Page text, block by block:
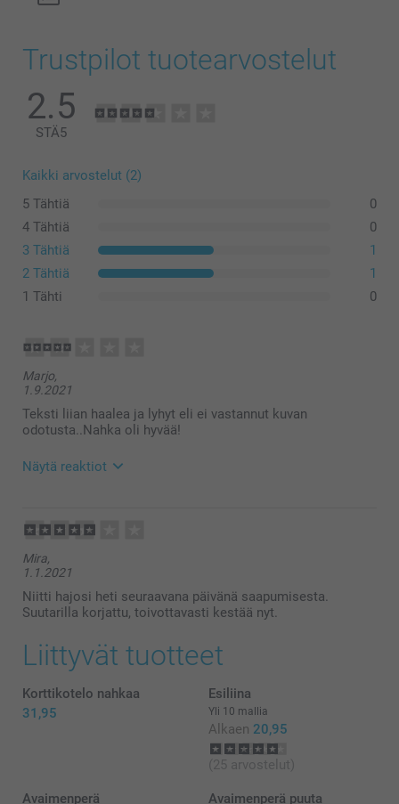
Trustpilot tuotearvostelut
2.5
STÄ5
Kaikki arvostelut (2)
5 Tähtiä
0
4 Tähtiä
0
3 Tähtiä
1
2 Tähtiä
1
1 Tähti
0
Marjo,
1.9.2021
Teksti liian haalea ja lyhyt eli ei vastannut kuvan
odotusta..Nahka oli hyvää!
Näytä reaktiot
11:37
tyytyväinen saamasi avaimenperään, mikäli haluat
tehdä reklamaation, ota yhteyttä asiakaspalveluun
https://www.smartphoto.fi/yhteystiedot
Lämpimät terveiset
Johanna, Smartphoto
Mira,
1.1.2021
Niitti hajosi heti seuraavana päivänä saapumisesta.
Suutarilla korjattu, toivottavasti kestää nyt.
Liittyvät tuotteet
Korttikotelo nahkaa
31,95
Esiliina
Yli 10 mallia
Alkaen 20,95
(25 arvostelut)
Avaimenperä Avaimenperä puuta